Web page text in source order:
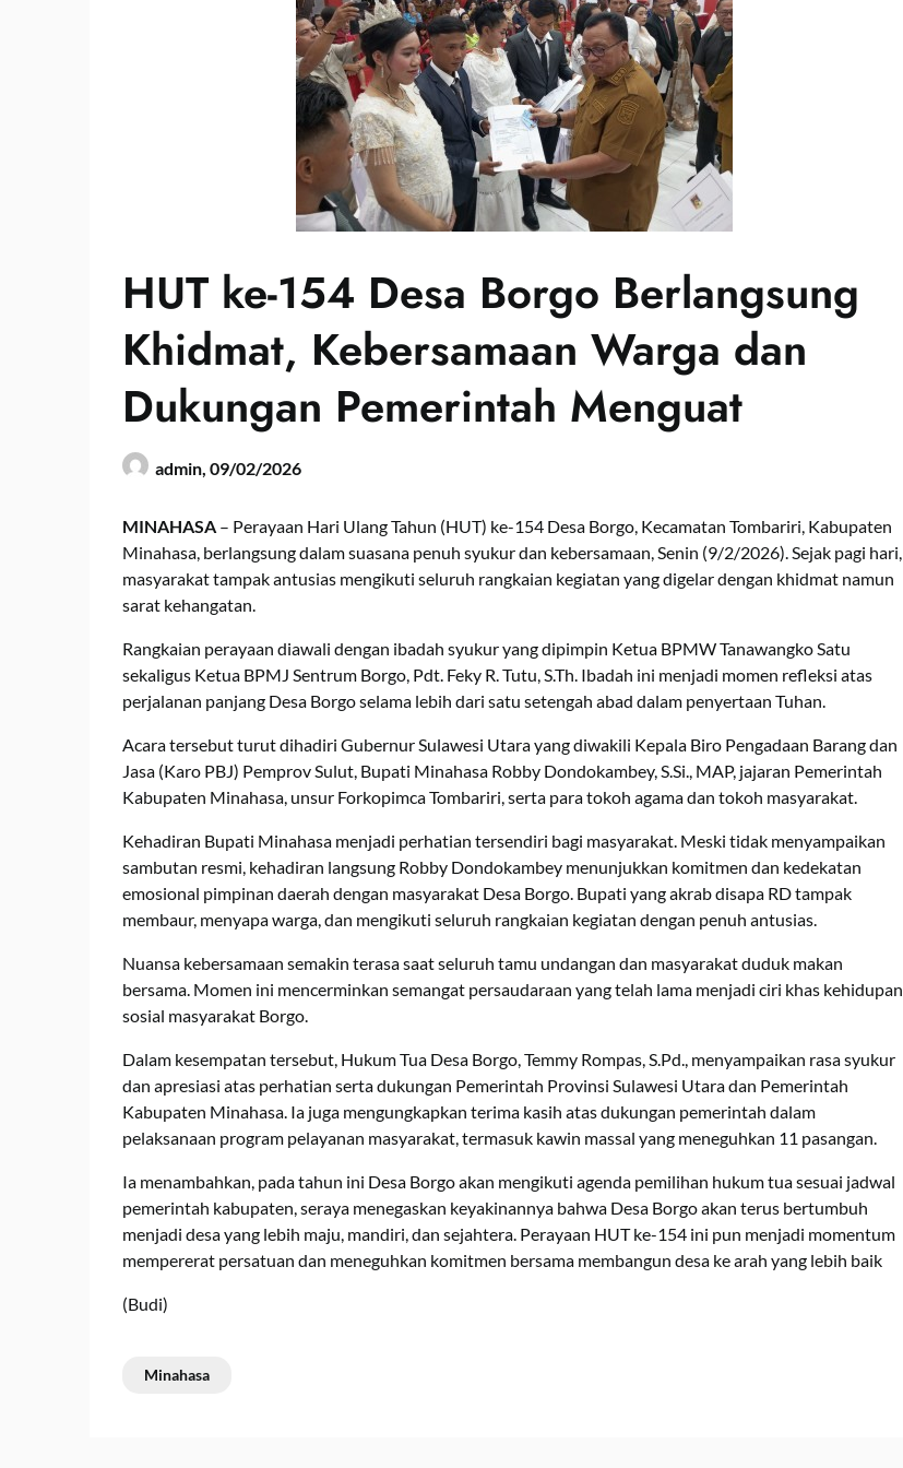
HUT ke-154 Desa Borgo Berlangsung
Khidmat, Kebersamaan Warga dan
Dukungan Pemerintah Menguat
admin, 09/02/2026
MINAHASA – Perayaan Hari Ulang Tahun (HUT) ke-154 Desa Borgo, Kecamatan Tombariri, Kabupaten
Minahasa, berlangsung dalam suasana penuh syukur dan kebersamaan, Senin (9/2/2026). Sejak pagi hari,
masyarakat tampak antusias mengikuti seluruh rangkaian kegiatan yang digelar dengan khidmat namun
sarat kehangatan.
Rangkaian perayaan diawali dengan ibadah syukur yang dipimpin Ketua BPMW Tanawangko Satu
sekaligus Ketua BPMJ Sentrum Borgo, Pdt. Feky R. Tutu, S.Th. Ibadah ini menjadi momen refleksi atas
perjalanan panjang Desa Borgo selama lebih dari satu setengah abad dalam penyertaan Tuhan.
Acara tersebut turut dihadiri Gubernur Sulawesi Utara yang diwakili Kepala Biro Pengadaan Barang dan
Jasa (Karo PBJ) Pemprov Sulut, Bupati Minahasa Robby Dondokambey, S.Si., MAP, jajaran Pemerintah
Kabupaten Minahasa, unsur Forkopimca Tombariri, serta para tokoh agama dan tokoh masyarakat.
Kehadiran Bupati Minahasa menjadi perhatian tersendiri bagi masyarakat. Meski tidak menyampaikan
sambutan resmi, kehadiran langsung Robby Dondokambey menunjukkan komitmen dan kedekatan
emosional pimpinan daerah dengan masyarakat Desa Borgo. Bupati yang akrab disapa RD tampak
membaur, menyapa warga, dan mengikuti seluruh rangkaian kegiatan dengan penuh antusias.
Nuansa kebersamaan semakin terasa saat seluruh tamu undangan dan masyarakat duduk makan
bersama. Momen ini mencerminkan semangat persaudaraan yang telah lama menjadi ciri khas kehidupan
sosial masyarakat Borgo.
Dalam kesempatan tersebut, Hukum Tua Desa Borgo, Temmy Rompas, S.Pd., menyampaikan rasa syukur
dan apresiasi atas perhatian serta dukungan Pemerintah Provinsi Sulawesi Utara dan Pemerintah
Kabupaten Minahasa. Ia juga mengungkapkan terima kasih atas dukungan pemerintah dalam
pelaksanaan program pelayanan masyarakat, termasuk kawin massal yang meneguhkan 11 pasangan.
Ia menambahkan, pada tahun ini Desa Borgo akan mengikuti agenda pemilihan hukum tua sesuai jadwal
pemerintah kabupaten, seraya menegaskan keyakinannya bahwa Desa Borgo akan terus bertumbuh
menjadi desa yang lebih maju, mandiri, dan sejahtera. Perayaan HUT ke-154 ini pun menjadi momentum
mempererat persatuan dan meneguhkan komitmen bersama membangun desa ke arah yang lebih baik
(Budi)
Minahasa